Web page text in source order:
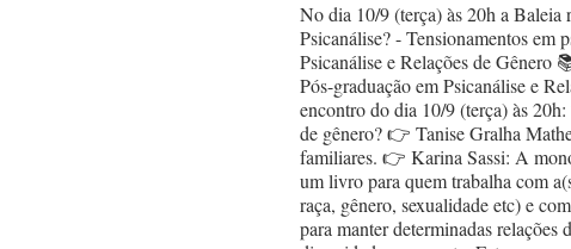
No dia 10/9 (terça) às 20h a
Psicanálise? - Tensionamentos em
Psicanálise e Relações de Gênero
Pós-graduação em Psicanálise e
encontro do dia 10/9 (terça) às
de gênero? 👉 Tanise Gralha
familiares. 👉 Karina Sassi: A
um livro para quem trabalha com
raça, gênero, sexualidade etc) e
para manter determinadas relações